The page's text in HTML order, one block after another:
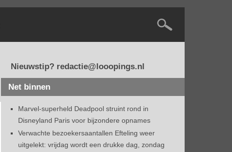
Nieuwstip? redactie@looopings.nl
Net binnen
Marvel-superheld Deadpool struint rond in
Disneyland Paris voor bijzondere opnames
Verwachte bezoekersaantallen Efteling weer
uitgelekt: vrijdag wordt een drukke dag, zondag